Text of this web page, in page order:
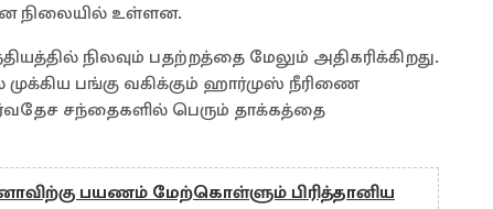
நிலையில் உள்ளன.
நிலவும் பதற்றத்தை மேலும் அதிகரிக்கிறது.
முக்கிய பங்கு வகிக்கும் ஹார்முஸ் நீரிணை
சந்தைகளில் பெரும் தாக்கத்தை
பயணம் மேற்கொள்ளும் பிரித்தானிய